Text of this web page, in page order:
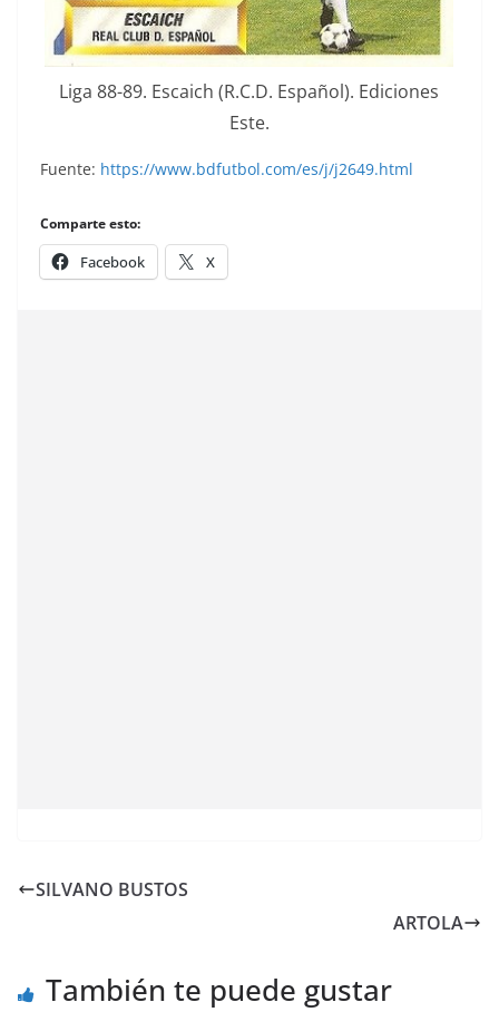
Liga 88-89. Escaich (R.C.D. Español). Ediciones
Este.
Fuente: https://www.bdfutbol.com/es/j/j2649.html
Comparte esto:
Facebook X
SILVANO BUSTOS
ARTOLA
También te puede gustar